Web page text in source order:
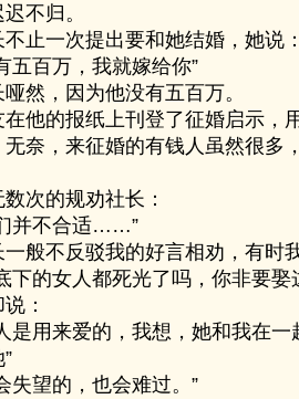
不归。
一次提出要和她结婚，她说
百万，我就嫁给你”
，因为他没有五百万。
的报纸上刊登了征婚启示，
无奈，来征婚的有钱人虽然很多
的规劝社长：
不合适……”
不反驳我的好言相劝，有时
的女人都死光了吗，你非要娶
：
用来爱的，我想，她和我在一
望的，也会难过。”